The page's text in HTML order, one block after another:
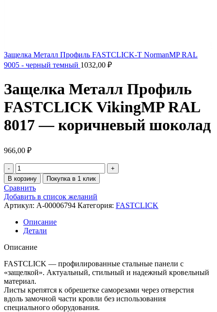
Защелка Металл Профиль FASTCLICK-Т NormanMP RAL
9005 - черный темный 1032,00 ₽
Защелка Металл Профиль
FASTCLICK VikingMP RAL
8017 — коричневый шоколад
966,00 ₽
В корзину Покупка в 1 клик
Сравнить
Добавить в список желаний
Артикул: A-00006794 Категория: FASTCLICK
Описание
Детали
Описание
FASTCLICK — профилированные стальные панели с
«защелкой». Актуальный, стильный и надежный кровельный
материал.
Листы крепятся к обрешетке саморезами через отверстия
вдоль замочной части кровли без использования
специального оборудования.